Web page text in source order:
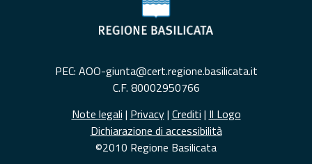
PEC: AOO-giunta@cert.regione.basilicata.it
C.F. 80002950766
Note legali | Privacy| Crediti | Il Logo
Dichiarazione di accessibilità
©2010 Regione Basilicata